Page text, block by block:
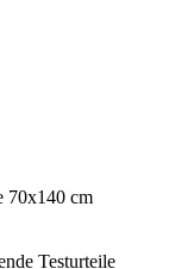
70x140 cm
Testurteile